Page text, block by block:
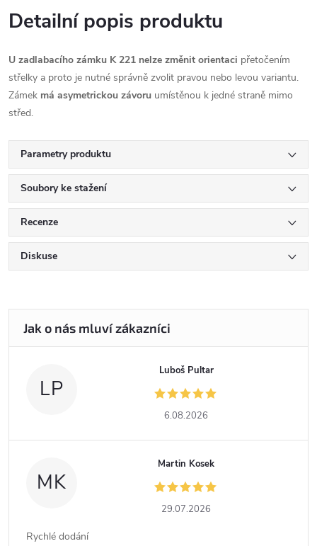
Detailní popis produktu
U zadlabacího zámku K 221 nelze změnit orientaci přetočením
střelky a proto je nutné správně zvolit pravou nebo levou variantu.
Zámek má asymetrickou závoru umístěnou k jedné straně mimo
střed.
Parametry produktu
Soubory ke stažení
Recenze
Diskuse
LP
Luboš Pultar
6.08.2026
MK
Martin Kosek
29.07.2026
Rychlé dodání